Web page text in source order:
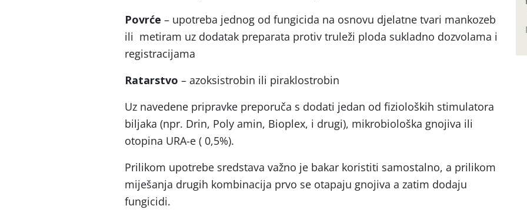
Povrće – upotreba jednog od fungicida na osnovu djelatne tvari mankozeb
ili metiram uz dodatak preparata protiv truleži ploda sukladno dozvolama i
registracijama
Ratarstvo – azoksistrobin ili piraklostrobin
Uz navedene pripravke preporuča s dodati jedan od fizioloških stimulatora
biljaka (npr. Drin, Poly amin, Bioplex, i drugi), mikrobiološka gnojiva ili
otopina URA-e ( 0,5%).
Prilikom upotrebe sredstava važno je bakar koristiti samostalno, a prilikom
miješanja drugih kombinacija prvo se otapaju gnojiva a zatim dodaju
fungicidi.